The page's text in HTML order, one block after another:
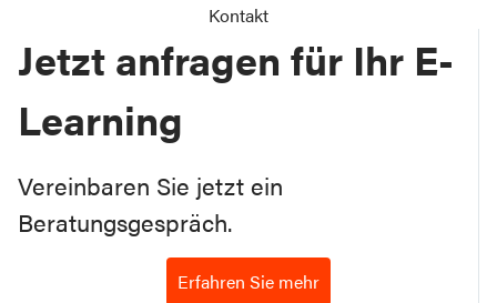
Jetzt anfragen für Ihr E-
Learning
Vereinbaren Sie jetzt ein
Beratungsgespräch.
Erfahren Sie mehr
Kontakt